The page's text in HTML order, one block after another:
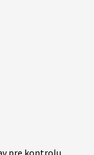
pre kontrolu